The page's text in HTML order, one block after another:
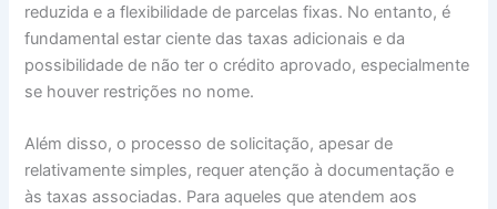
reduzida e a flexibilidade de parcelas fixas. No entanto, é
fundamental estar ciente das taxas adicionais e da
possibilidade de não ter o crédito aprovado, especialmente
se houver restrições no nome.
Além disso, o processo de solicitação, apesar de
relativamente simples, requer atenção à documentação e
às taxas associadas. Para aqueles que atendem aos